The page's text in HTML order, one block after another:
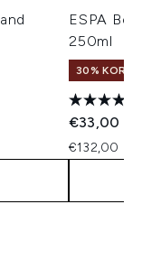
ESPA
250ml
30%
€33,00
€132,00